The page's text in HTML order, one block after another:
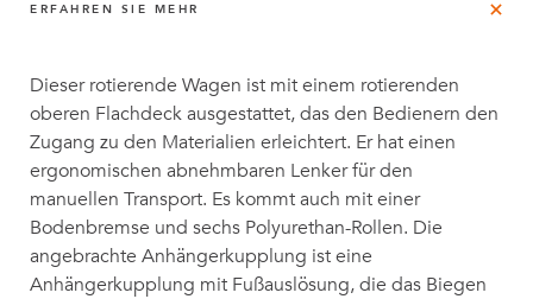
ERFAHREN SIE MEHR
Dieser rotierende Wagen ist mit einem rotierenden
oberen Flachdeck ausgestattet, das den Bedienern den
Zugang zu den Materialien erleichtert. Er hat einen
ergonomischen abnehmbaren Lenker für den
manuellen Transport. Es kommt auch mit einer
Bodenbremse und sechs Polyurethan-Rollen. Die
angebrachte Anhängerkupplung ist eine
Anhängerkupplung mit Fußauslösung, die das Biegen